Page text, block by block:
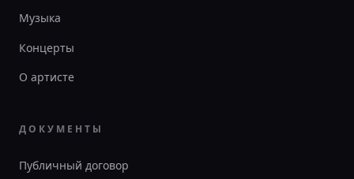
Музыка
Концерты
О артисте
ДОКУМЕНТЫ
Публичный договор